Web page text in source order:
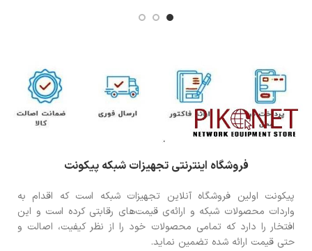
فروشگاه اینترنتی تجهیزات شبکه پیکونت
پیکونت اولین فروشگاه آنلاین تجهیزات شبکه است که اقدام به
واردات محصولات شبکه و ارائه‌ی قیمت‌های رقابتی کرده است و این
افتخار را دارد که تمامی محصولات خود را از نظر کیفیت، اصالت و
حتی قیمت ارائه شده تضمین نماید.